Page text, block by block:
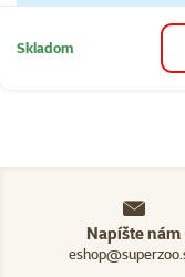
Skladom
Napíšte nám